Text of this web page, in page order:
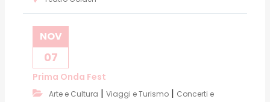
NOV
07
Prima Onda Fest
Arte e Cultura | Viaggi e Turismo | Concerti e